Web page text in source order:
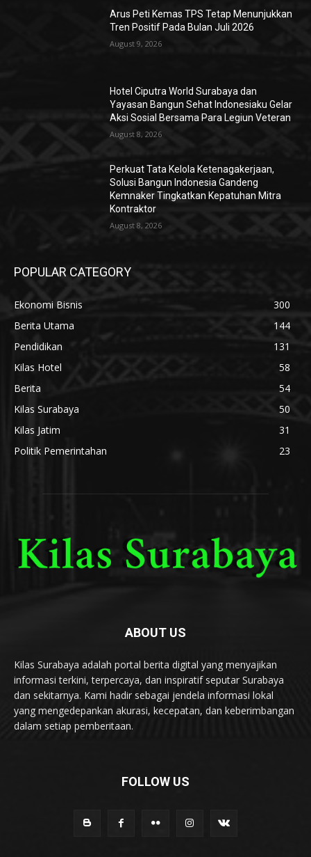
Arus Peti Kemas TPS Tetap Menunjukkan
Tren Positif Pada Bulan Juli 2026
August 9, 2026
Hotel Ciputra World Surabaya dan
Yayasan Bangun Sehat Indonesiaku Gelar
Aksi Sosial Bersama Para Legiun Veteran
August 8, 2026
Perkuat Tata Kelola Ketenagakerjaan,
Solusi Bangun Indonesia Gandeng
Kemnaker Tingkatkan Kepatuhan Mitra
Kontraktor
August 8, 2026
POPULAR CATEGORY
Ekonomi Bisnis
300
Berita Utama
144
Pendidikan
131
Kilas Hotel
58
Berita
54
Kilas Surabaya
50
Kilas Jatim
31
Politik Pemerintahan
23
ABOUT US
Kilas Surabaya adalah portal berita digital yang menyajikan
informasi terkini, terpercaya, dan inspiratif seputar Surabaya
dan sekitarnya. Kami hadir sebagai jendela informasi lokal
yang mengedepankan akurasi, kecepatan, dan keberimbangan
dalam setiap pemberitaan.
FOLLOW US